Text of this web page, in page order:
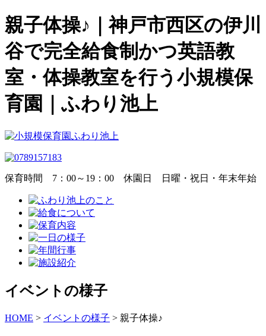
親子体操♪｜神戸市西区の伊川
谷で完全給食制かつ英語教
室・体操教室を行う小規模保
育園｜ふわり池上
保育時間 7：00～19：00 休園日 日曜・祝日・年末年始
イベントの様子
HOME > イベントの様子 > 親子体操♪